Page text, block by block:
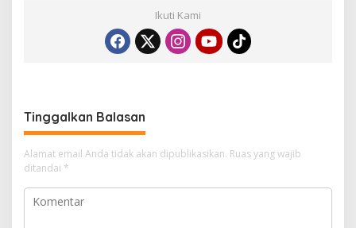
Ikuti Kami
Tinggalkan Balasan
Alamat email Anda tidak akan dipublikasikan. Ruas yang wajib
ditandai *